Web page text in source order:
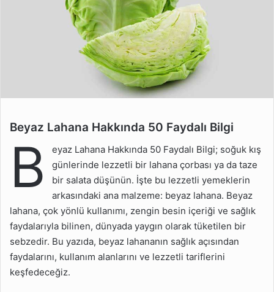
Beyaz Lahana Hakkında
Beyaz Lahana Hangi
Bölgelerde Yetişir?
Beyaz Lahana Hangi
Mevsimde Yetişir?
Beyaz Lahana Nasıl Bir
Bitkidir?
Beyaz Lahana Çeşitleri
Nelerdir?
Beyaz Lahana Hakkında 50 Faydalı Bilgi
B
eyaz Lahana Hakkında 50 Faydalı Bilgi; soğuk kış
günlerinde lezzetli bir lahana çorbası ya da taze
bir salata düşünün. İşte bu lezzetli yemeklerin
arkasındaki ana malzeme: beyaz lahana. Beyaz
lahana, çok yönlü kullanımı, zengin besin içeriği ve sağlık
faydalarıyla bilinen, dünyada yaygın olarak tüketilen bir
sebzedir. Bu yazıda, beyaz lahananın sağlık açısından
faydalarını, kullanım alanlarını ve lezzetli tariflerini
keşfedeceğiz.